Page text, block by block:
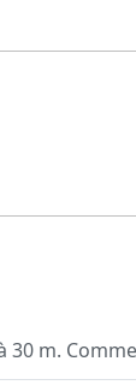
30 m.